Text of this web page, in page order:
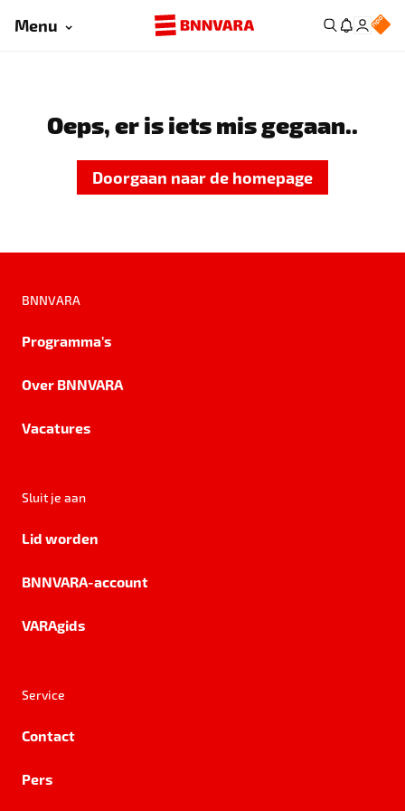
Menu
Oeps, er is iets mis gegaan..
Doorgaan naar de homepage
BNNVARA
Programma's
Over BNNVARA
Vacatures
Sluit je aan
Lid worden
BNNVARA-account
VARAgids
Service
Contact
Pers